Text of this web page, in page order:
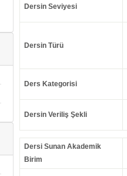
Dersin Seviyesi
Dersin Türü
Ders Kategorisi
Dersin Veriliş Şekli
Dersi Sunan Akademik
Birim